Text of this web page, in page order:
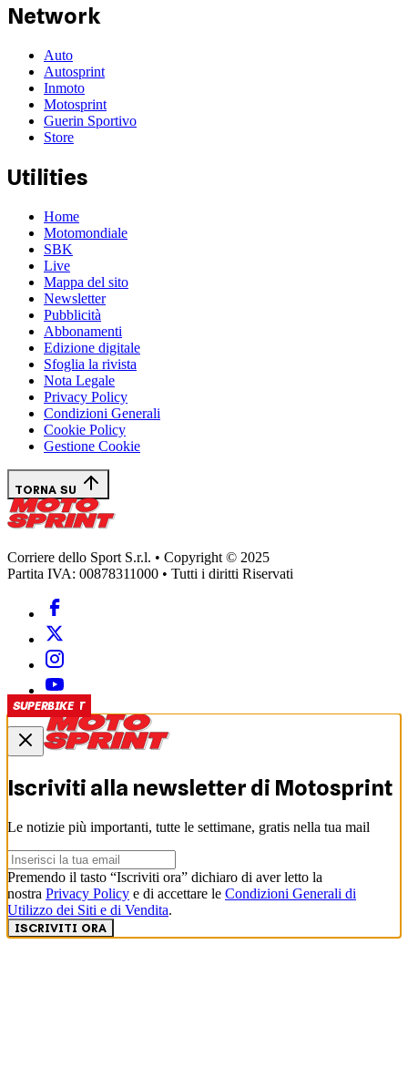
SUPERSPORT
SUPERBIKE
SUPERBIKE
SUPERBIKE
SUPERBIKE
Network
Auto
Autosprint
Inmoto
Motosprint
Guerin Sportivo
Store
Utilities
Home
Motomondiale
SBK
Live
Mappa del sito
Newsletter
Pubblicità
Abbonamenti
Edizione digitale
Sfoglia la rivista
Nota Legale
Privacy Policy
Condizioni Generali
Cookie Policy
Gestione Cookie
TORNA SU
Corriere dello Sport S.r.l. • Copyright © 2025
Partita IVA: 00878311000 • Tutti i diritti Riservati
Iscriviti alla newsletter di Motosprint
Le notizie più importanti, tutte le settimane, gratis nella tua mail
Premendo il tasto “Iscriviti ora” dichiaro di aver letto la
nostra Privacy Policy e di accettare le Condizioni Generali di
Utilizzo dei Siti e di Vendita.
ISCRIVITI ORA